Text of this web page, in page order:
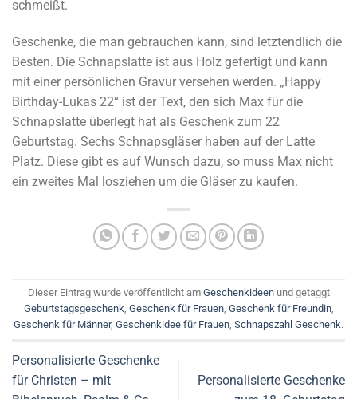
schmeißt.
Geschenke, die man gebrauchen kann, sind letztendlich die
Besten. Die Schnapslatte ist aus Holz gefertigt und kann
mit einer persönlichen Gravur versehen werden. „Happy
Birthday-Lukas 22“ ist der Text, den sich Max für die
Schnapslatte überlegt hat als Geschenk zum 22
Geburtstag. Sechs Schnapsgläser haben auf der Latte
Platz. Diese gibt es auf Wunsch dazu, so muss Max nicht
ein zweites Mal losziehen um die Gläser zu kaufen.
Dieser Eintrag wurde veröffentlicht am Geschenkideenund getaggt
Geburtstagsgeschenk, Geschenk für Frauen, Geschenk für Freundin,
Geschenk für Männer, Geschenkidee für Frauen, Schnapszahl Geschenk.
Personalisierte Geschenke
für Christen – mit
Personalisierte Geschenke